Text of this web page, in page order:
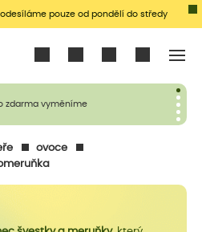
pouze od pondělí do středy
zdarma vyměníme
ovoce